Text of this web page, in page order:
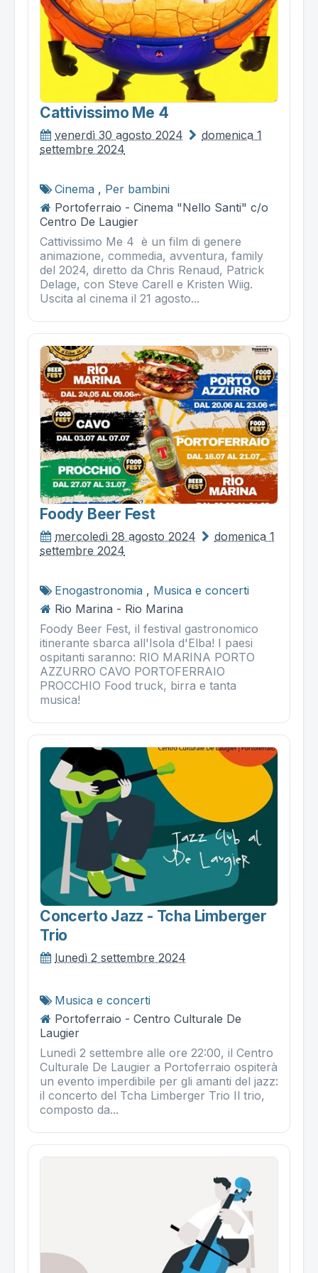
Cattivissimo Me 4
venerdì 30 agosto 2024
domenica 1
settembre 2024
Cinema , Per bambini
Portoferraio - Cinema "Nello Santi" c/o
Centro De Laugier
Cattivissimo Me 4 è un film di genere
animazione, commedia, avventura, family
del 2024, diretto da Chris Renaud, Patrick
Delage, con Steve Carell e Kristen Wiig.
Uscita al cinema il 21 agosto...
Foody Beer Fest
mercoledì 28 agosto 2024
domenica 1
settembre 2024
Enogastronomia , Musica e concerti
Rio Marina - Rio Marina
Foody Beer Fest, il festival gastronomico
itinerante sbarca all'Isola d'Elba! I paesi
ospitanti saranno: RIO MARINA PORTO
AZZURRO CAVO PORTOFERRAIO
PROCCHIO Food truck, birra e tanta
musica!
Concerto Jazz - Tcha Limberger
Trio
lunedì 2 settembre 2024
Musica e concerti
Portoferraio - Centro Culturale De
Laugier
Lunedì 2 settembre alle ore 22:00, il Centro
Culturale De Laugier a Portoferraio ospiterà
un evento imperdibile per gli amanti del jazz:
il concerto del Tcha Limberger Trio Il trio,
composto da...